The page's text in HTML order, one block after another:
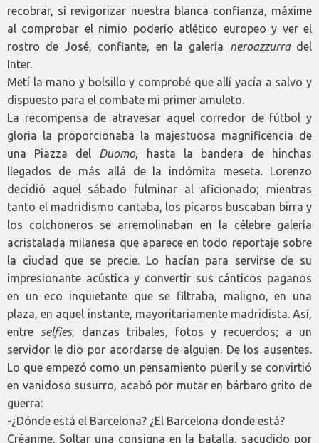
recobrar, sí revigorizar nuestra blanca confianza, máxime
al comprobar el nimio poderío atlético europeo y ver el
rostro de José, confiante, en la galería neroazzurradel
Inter.
Metí la mano y bolsillo y comprobé que allí yacía a salvo y
dispuesto para el combate mi primer amuleto.
La recompensa de atravesar aquel corredor de fútbol y
gloria la proporcionaba la majestuosa magnificencia de
una Piazza del Duomo, hasta la bandera de hinchas
llegados de más allá de la indómita meseta. Lorenzo
decidió aquel sábado fulminar al aficionado; mientras
tanto el madridismo cantaba, los pícaros buscaban birra y
los colchoneros se arremolinaban en la célebre galería
acristalada milanesa que aparece en todo reportaje sobre
la ciudad que se precie. Lo hacían para servirse de su
impresionante acústica y convertir sus cánticos paganos
en un eco inquietante que se filtraba, maligno, en una
plaza, en aquel instante, mayoritariamente madridista. Así,
entre selfies, danzas tribales, fotos y recuerdos; a un
servidor le dio por acordarse de alguien. De los ausentes.
Lo que empezó como un pensamiento pueril y se convirtió
en vanidoso susurro, acabó por mutar en bárbaro grito de
guerra:
-¿Dónde está el Barcelona? ¿El Barcelona donde está?
Créanme. Soltar una consigna en la batalla, sacudido por